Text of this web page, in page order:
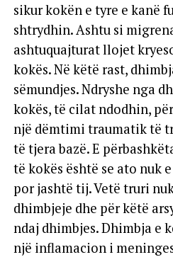
sikur kokën e tyre e kanë
shtrydhin. Ashtu si
ashtuquajturat llojet
kokës. Në këtë rast,
sëmundjes. Ndryshe nga
kokës, të cilat ndodhin,
një dëmtimi traumatik të
të tjera bazë. E
të kokës është se ato nuk
por jashtë tij. Vetë truri
dhimbjeje dhe për këtë
ndaj dhimbjes. Dhimbja e
një inflamacion i